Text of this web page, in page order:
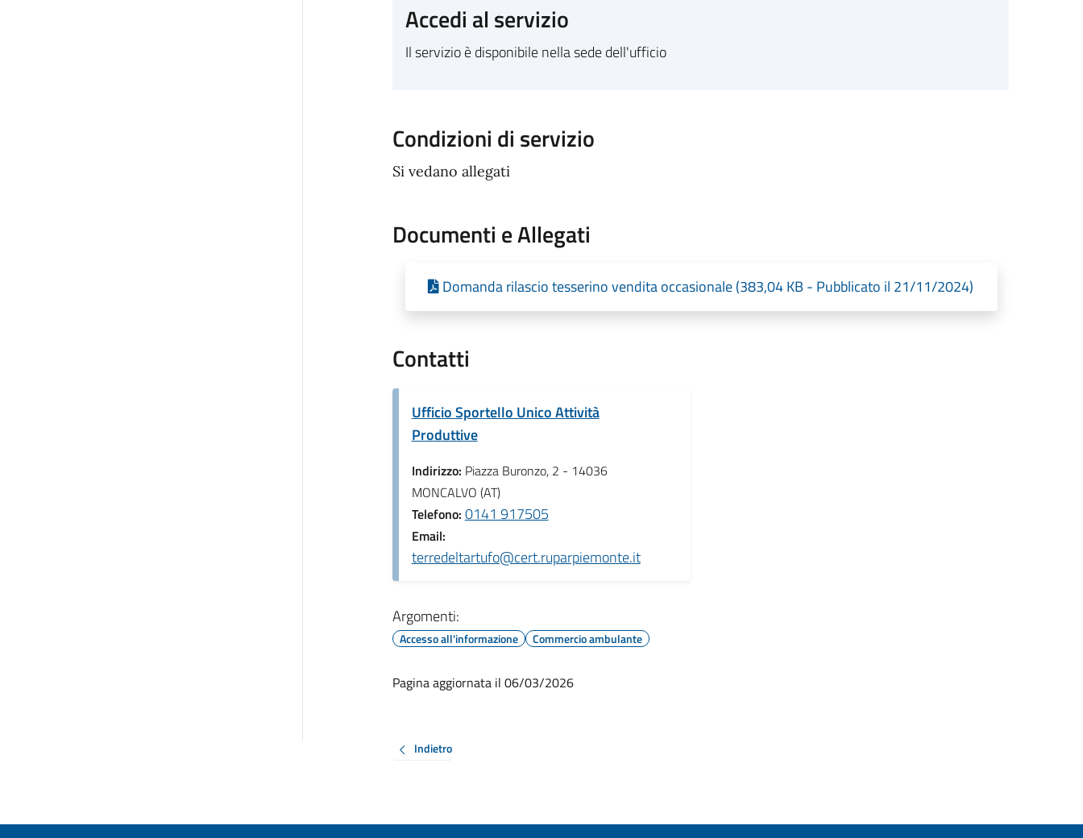
Accedi al servizio
Il servizio è disponibile nella sede dell'ufficio
Condizioni di servizio
Si vedano allegati
Documenti e Allegati
Domanda rilascio tesserino vendita occasionale (383,04 KB - Pubblicato il 21/11/2024)
Contatti
Ufficio Sportello Unico Attività
Produttive
Indirizzo: Piazza Buronzo, 2 - 14036
MONCALVO (AT)
Telefono:0141 917505
Email:
terredeltartufo@cert.ruparpiemonte.it
Argomenti:
Accesso all'informazione Commercio ambulante
Pagina aggiornata il 06/03/2026
Indietro